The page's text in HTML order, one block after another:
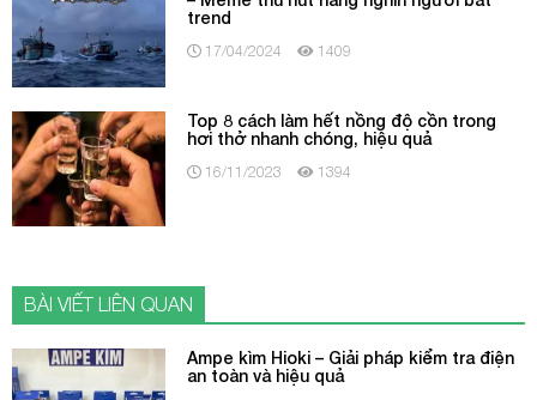
trend
17/04/2024 1409
Top 8 cách làm hết nồng độ cồn trong
hơi thở nhanh chóng, hiệu quả
16/11/2023 1394
BÀI VIẾT LIÊN QUAN
Ampe kìm Hioki – Giải pháp kiểm tra điện
an toàn và hiệu quả